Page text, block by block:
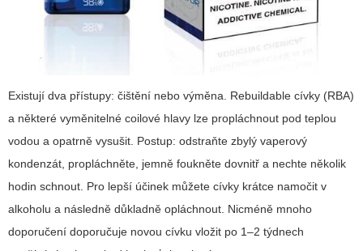
Existují dva přístupy: čištění nebo výměna. Rebuildable cívky (RBA)
a některé vyměnitelné coilové hlavy lze propláchnout pod teplou
vodou a opatrně vysušit. Postup: odstraňte zbylý vaperový
kondenzát, propláchněte, jemně foukněte dovnitř a nechte několik
hodin schnout. Pro lepší účinek můžete cívky krátce namočit v
alkoholu a následně důkladně opláchnout. Nicméně mnoho
doporučení doporučuje novou cívku vložit po 1–2 týdnech